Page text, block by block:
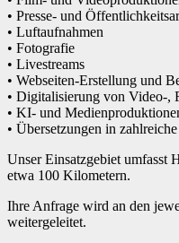
• Presse- und
• Luftaufnahmen
• Fotografie
• Livestreams
• Webseiten-Erstellung und
• Digitalisierung von Video-,
• KI- und
• Übersetzungen in
Unser Einsatzgebiet umfasst
etwa 100 Kilometern.
Ihre Anfrage wird an den
weitergeleitet.